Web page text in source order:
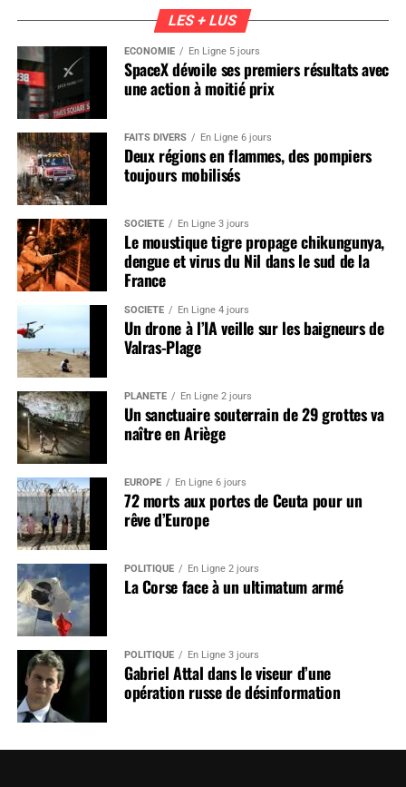
LES + LUS
ÉCONOMIE En Ligne 5 jours
SpaceX dévoile ses premiers résultats avec
une action à moitié prix
FAITS DIVERS En Ligne 6 jours
Deux régions en flammes, des pompiers
toujours mobilisés
SOCIÉTÉ En Ligne 3 jours
Le moustique tigre propage chikungunya,
dengue et virus du Nil dans le sud de la
France
SOCIÉTÉ En Ligne 4 jours
Un drone à l’IA veille sur les baigneurs de
Valras-Plage
PLANÈTE En Ligne 2 jours
Un sanctuaire souterrain de 29 grottes va
naître en Ariège
EUROPE En Ligne 6 jours
72 morts aux portes de Ceuta pour un
rêve d’Europe
POLITIQUE En Ligne 2 jours
La Corse face à un ultimatum armé
POLITIQUE En Ligne 3 jours
Gabriel Attal dans le viseur d’une
opération russe de désinformation